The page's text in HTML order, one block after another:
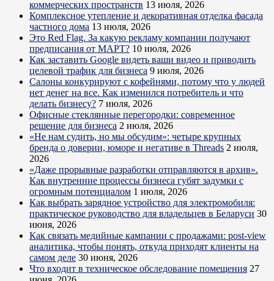
коммерческих пространств 13 июля, 2026
Комплексное утепление и декоративная отделка фасада
частного дома 13 июля, 2026
Это Red Flag. За какую рекламу компании получают
предписания от МАРТ? 10 июля, 2026
Как заставить Google видеть ваши видео и приводить
целевой трафик для бизнеса 9 июля, 2026
Салоны конкурируют с кофейнями, потому что у людей
нет денег на все. Как изменился потребитель и что
делать бизнесу? 7 июля, 2026
Офисные стеклянные перегородки: современное
решение для бизнеса 2 июля, 2026
«Не нам судить, но мы обсудим»: четыре крупных
бренда о доверии, юморе и негативе в Threads 2 июля,
2026
«Даже прорывные разработки отправляются в архив».
Как внутренние процессы бизнеса губят задумки с
огромным потенциалом 1 июля, 2026
Как выбрать зарядное устройство для электромобиля:
практическое руководство для владельцев в Беларуси 30
июня, 2026
Как связать медийные кампании с продажами: post-view
аналитика, чтобы понять, откуда приходят клиенты на
самом деле 30 июня, 2026
Что входит в техническое обследование помещения 27